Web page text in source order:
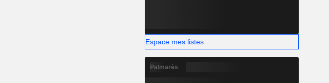
Espace mes listes
Palmarès